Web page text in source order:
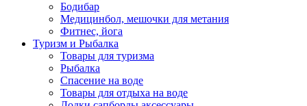
Бодибар
Медицинбол, мешочки для метания
Фитнес, йога
Туризм и Рыбалка
Товары для туризма
Рыбалка
Спасение на воде
Товары для отдыха на воде